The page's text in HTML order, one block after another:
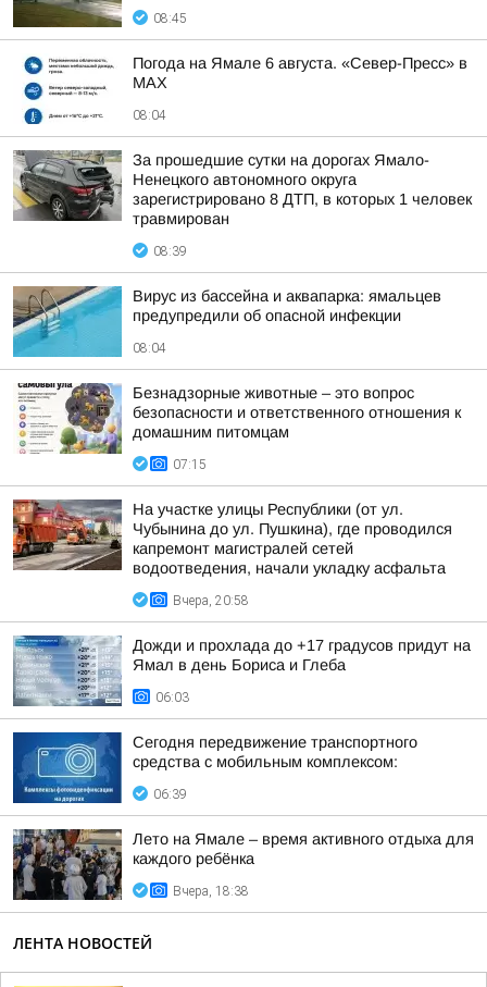
08:45
Погода на Ямале 6 августа. «Север-Пресс» в
MAX
08:04
За прошедшие сутки на дорогах Ямало-
Ненецкого автономного округа
зарегистрировано 8 ДТП, в которых 1 человек
травмирован
08:39
Вирус из бассейна и аквапарка: ямальцев
предупредили об опасной инфекции
08:04
Безнадзорные животные – это вопрос
безопасности и ответственного отношения к
домашним питомцам
07:15
На участке улицы Республики (от ул.
Чубынина до ул. Пушкина), где проводился
капремонт магистралей сетей
водоотведения, начали укладку асфальта
Вчера, 20:58
Дожди и прохлада до +17 градусов придут на
Ямал в день Бориса и Глеба
06:03
Сегодня передвижение транспортного
средства с мобильным комплексом:
06:39
Лето на Ямале – время активного отдыха для
каждого ребёнка
Вчера, 18:38
ЛЕНТА НОВОСТЕЙ